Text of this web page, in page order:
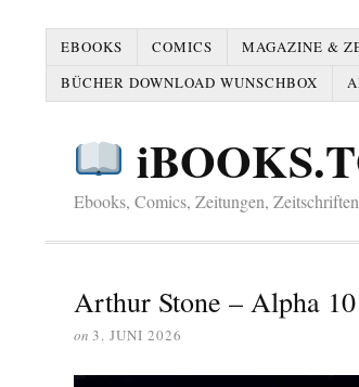
EBOOKS COMICS MAGAZINE &
BÜCHER DOWNLOAD WUNSCHBOX
Ebooks, Comics, Zeitungen,
Arthur Stone – Alpha
on 3. JUNI 2026